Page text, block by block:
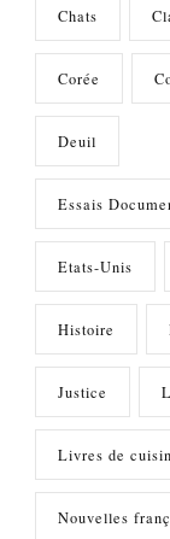
Chats
Corée
Deuil
Essais
Etats-Unis
Histoire
Justice
Livres de
Nouvelles